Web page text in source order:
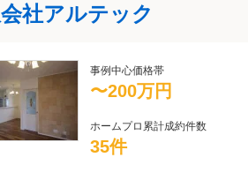
社アルテック
事例中心価格帯
〜200万円
ホームプロ累計成約件数
35件